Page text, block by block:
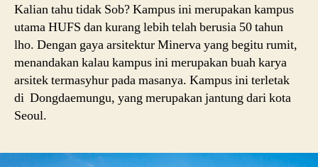
Kalian tahu tidak Sob? Kampus ini merupakan kampus
utama HUFS dan kurang lebih telah berusia 50 tahun
lho. Dengan gaya arsitektur Minerva yang begitu rumit,
menandakan kalau kampus ini merupakan buah karya
arsitek termasyhur pada masanya. Kampus ini terletak
di Dongdaemungu, yang merupakan jantung dari kota
Seoul.